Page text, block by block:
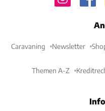
Caravaning Newsletter
Themen A-Z